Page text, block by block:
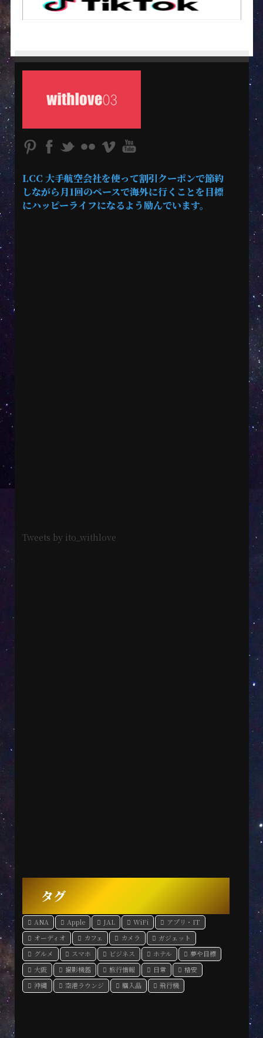
LCC 大手航空会社を使って割引クーポンで節約
しながら月1回のペースで海外に行くことを目標
にハッピーライフになるよう励んでいます。
Tweets by ito_withlove
タグ
ANA Apple JAL WiFi
アプリ・IT
オーディオ
カフェ カメラ
ガジェット
グルメ
スマホ ビジネス ホテル
夢や目標
大阪
撮影機器 旅行情報 日常
格安
沖縄
空港ラウンジ 購入品 飛行機